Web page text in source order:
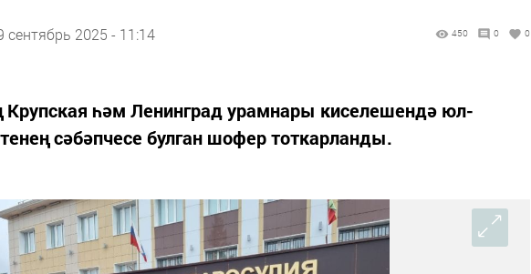
сентябрь 2025 - 11:14 450 0 0
Крупская һәм Ленинград урамнары киселешендә юл-
сәбәпчесе булган шофер тоткарланды.